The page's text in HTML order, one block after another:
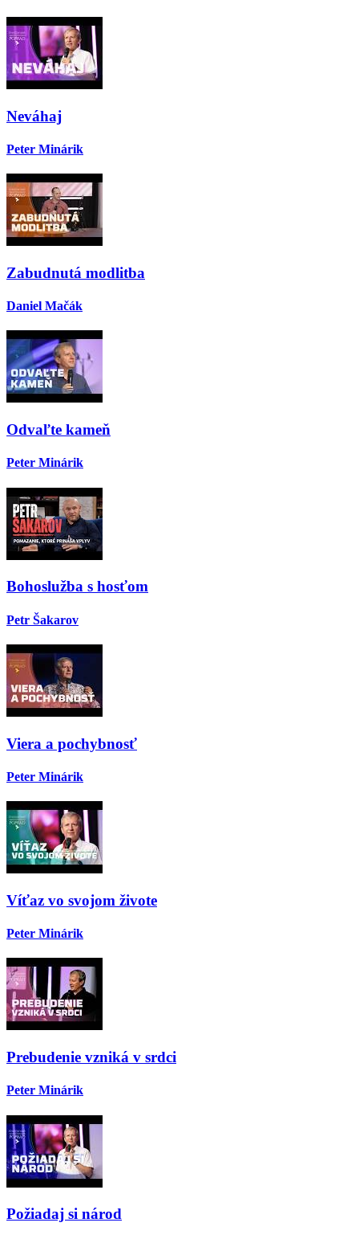
Neváhaj
Peter Minárik
Zabudnutá modlitba
Daniel Mačák
Odvaľte kameň
Peter Minárik
Bohoslužba s hosťom
Petr Šakarov
Viera a pochybnosť
Peter Minárik
Víťaz vo svojom živote
Peter Minárik
Prebudenie vzniká v srdci
Peter Minárik
Požiadaj si národ